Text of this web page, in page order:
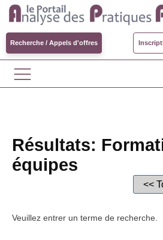
Recherche / Appels d'offres
Résultats:
équipes
<<
Veuillez entrer un terme de recherche.